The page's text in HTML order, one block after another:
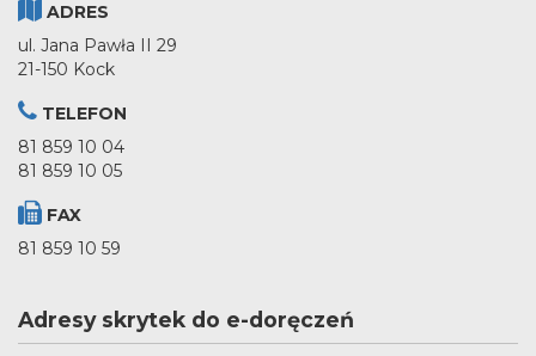
ADRES
ul. Jana Pawła II 29
21-150 Kock
TELEFON
81 859 10 04
81 859 10 05
FAX
81 859 10 59
Adresy skrytek do e-doręczeń